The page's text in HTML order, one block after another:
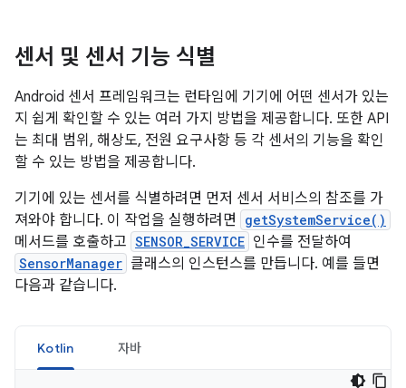
센서 및 센서 기능 식별
Android 센서 프레임워크는 런타임에 기기에 어떤 센서가 있는
지 쉽게 확인할 수 있는 여러 가지 방법을 제공합니다. 또한 API
는 최대 범위, 해상도, 전원 요구사항 등 각 센서의 기능을 확인
할 수 있는 방법을 제공합니다.
기기에 있는 센서를 식별하려면 먼저 센서 서비스의 참조를 가
져와야 합니다. 이 작업을 실행하려면
getSystemService()
메서드를 호출하고 SENSOR_SERVICE 인수를 전달하여
SensorManager 클래스의 인스턴스를 만듭니다. 예를 들면
다음과 같습니다.
Kotlin 자바